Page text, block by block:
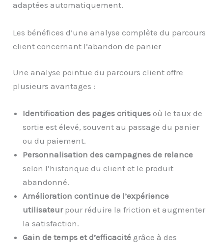
adaptées automatiquement.
Les bénéfices d’une analyse complète du parcours
client concernant l’abandon de panier
Une analyse pointue du parcours client offre
plusieurs avantages :
Identification des pages critiques où le taux de
sortie est élevé, souvent au passage du panier
ou du paiement.
Personnalisation des campagnes de relance
selon l’historique du client et le produit
abandonné.
Amélioration continue de l’expérience
utilisateurpour réduire la friction et augmenter
la satisfaction.
Gain de temps et d’efficacité grâce à des